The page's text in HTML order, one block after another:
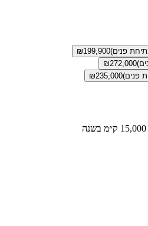
₪199,900
₪272,000
₪235,000